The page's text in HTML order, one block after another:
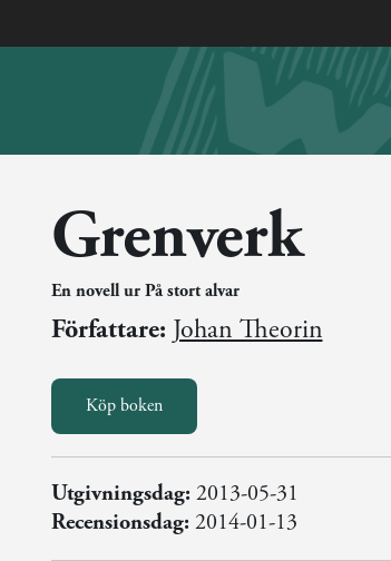
Grenverk
En novell ur På stort alvar
Författare: Johan Theorin
Köp boken
Utgivningsdag:2013-05-31
Recensionsdag:2014-01-13